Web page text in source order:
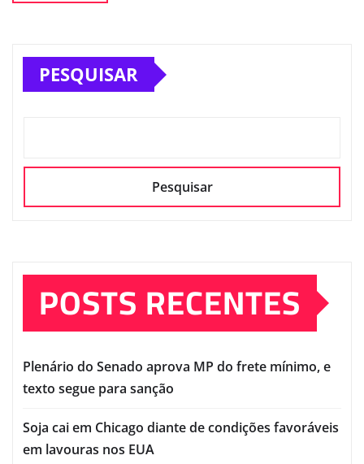
PESQUISAR
Pesquisar
POSTS RECENTES
Plenário do Senado aprova MP do frete mínimo, e
texto segue para sanção
Soja cai em Chicago diante de condições favoráveis
em lavouras nos EUA